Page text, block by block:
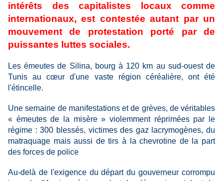
intérêts des capitalistes locaux comme
internationaux, est contestée autant par un
mouvement de protestation porté par de
puissantes luttes sociales.
Les émeutes de Silina, bourg à 120 km au sud-ouest de
Tunis au cœur d'une vaste région céréalière, ont été
l'étincelle.
Une semaine de manifestations et de grèves, de véritables
« émeutes de la misère » violemment réprimées par le
régime : 300 blessés, victimes des gaz lacrymogènes, du
matraquage mais aussi de tirs à la chevrotine de la part
des forces de police
Au-delà de l'exigence du départ du gouverneur corrompu